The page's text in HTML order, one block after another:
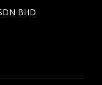
BHD